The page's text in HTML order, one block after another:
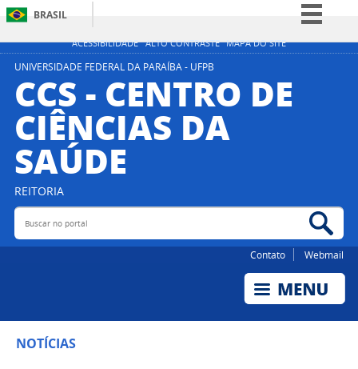
ACESSIBILIDADE ALTO CONTRASTE MAPA DO SITE
BRASIL
Simplifique!
Participe
Acesso à informação
Legislação
UNIVERSIDADE FEDERAL DA PARAÍBA - UFPB
CCS - CENTRO DE
CIÊNCIAS DA
SAÚDE
REITORIA
Buscar no portal
Contato Webmail
NOTÍCIAS